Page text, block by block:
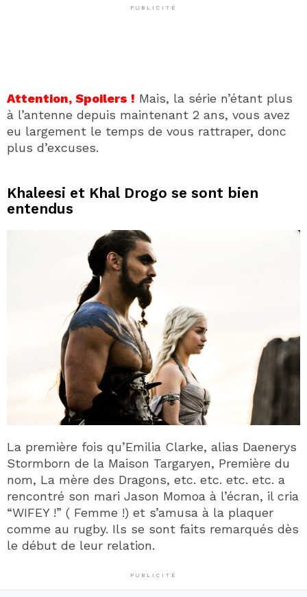
PUBLICITÉ
Attention, Spoilers ! Mais, la série n’étant plus
à l’antenne depuis maintenant 2 ans, vous avez
eu largement le temps de vous rattraper, donc
plus d’excuses.
Khaleesi et Khal Drogo se sont bien
entendus
La première fois qu’Emilia Clarke, alias Daenerys
Stormborn de la Maison Targaryen, Première du
nom, La mère des Dragons, etc. etc. etc. etc. a
rencontré son mari Jason Momoa à l’écran, il cria
“WIFEY !” ( Femme !) et s’amusa à la plaquer
comme au rugby. Ils se sont faits remarqués dès
le début de leur relation.
PUBLICITÉ